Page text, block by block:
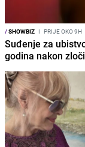
/SHOWBIZ I PRIJE OKO 9H
Suđenje za
godina nakon